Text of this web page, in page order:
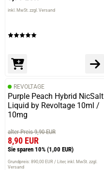
inkl. MwSt. zzgl. Versand
REVOLTAGE
Purple Peach Hybrid NicSalt
Liquid by Revoltage 10ml /
10mg
alter Preis 9,90 EUR
8,90 EUR
Sie sparen 10% (1,00 EUR)
Grundpreis: 890,00 EUR / Liter inkl. MwSt. zzgl.
Versand